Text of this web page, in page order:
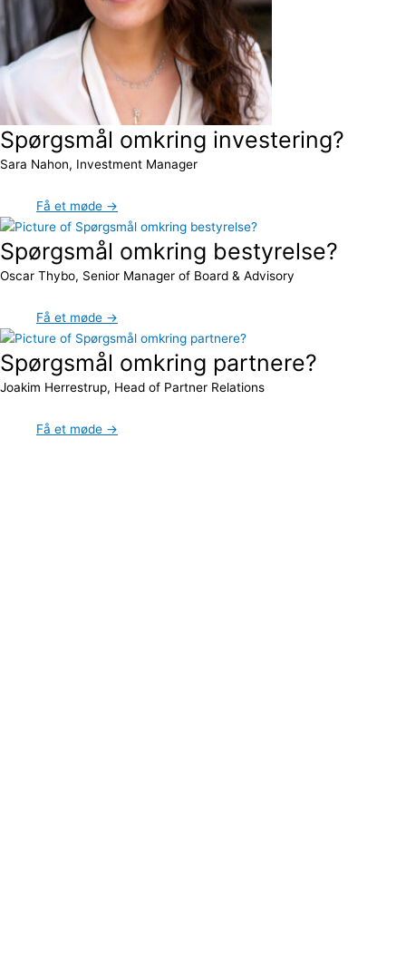
Spørgsmål omkring investering?
Sara Nahon, Investment Manager
Få et møde →
Spørgsmål omkring bestyrelse?
Oscar Thybo, Senior Manager of Board & Advisory
Få et møde →
Spørgsmål omkring partnere?
Joakim Herrestrup, Head of Partner Relations
Få et møde →